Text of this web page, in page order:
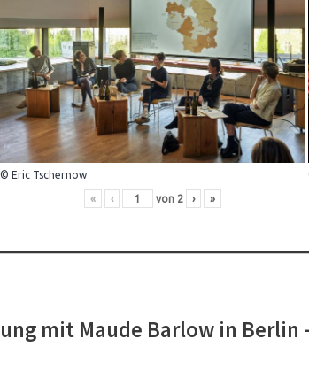
© Eric Tschernow
« ‹ von 2 › »
mit Maude Barlow in Berlin